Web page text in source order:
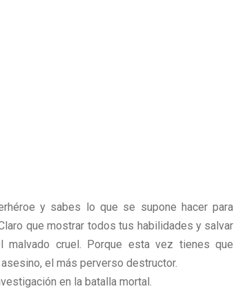
y sabes lo que se supone hacer para
que mostrar todos tus habilidades y salvar
malvado cruel. Porque esta vez tienes que
el más perverso destructor.
en la batalla mortal.